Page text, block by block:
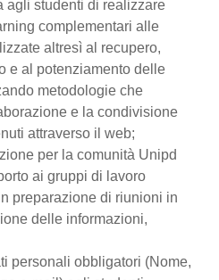
agli studenti di realizzare
complementari alle
altresì al recupero,
e al potenziamento delle
metodologie che
e la condivisione
attraverso il web;
per la comunità Unipd
ai gruppi di lavoro
preparazione di riunioni in
delle informazioni,
personali obbligatori (Nome,